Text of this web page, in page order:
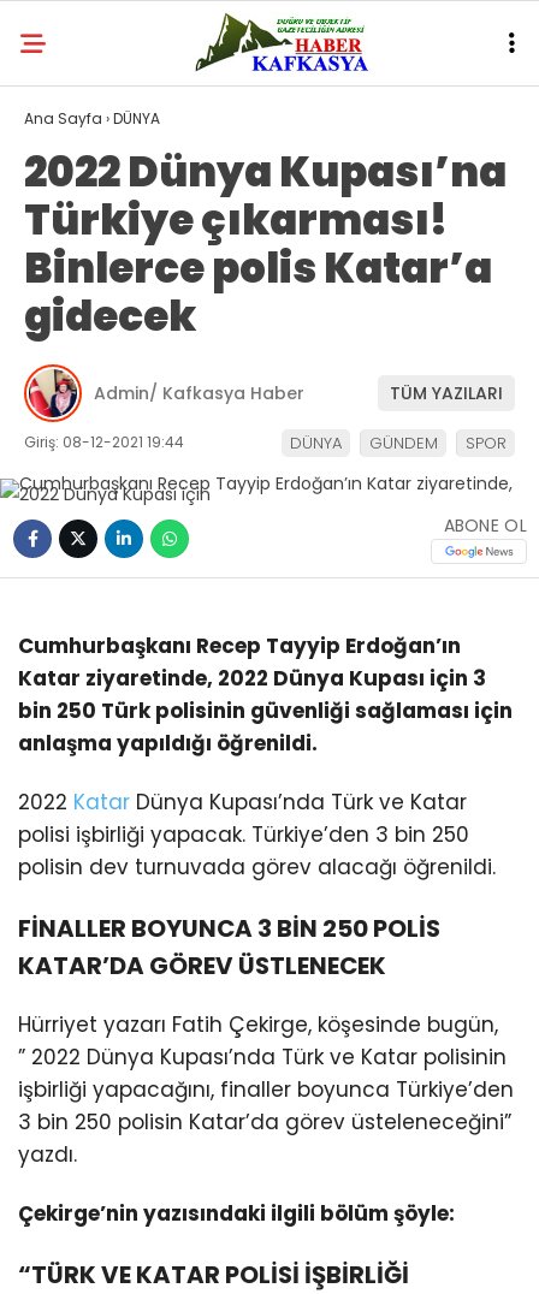
Ana Sayfa ›DÜNYA
2022 Dünya Kupası’na
Türkiye çıkarması!
Binlerce polis Katar’a
gidecek
Admin/ Kafkasya Haber TÜM YAZILARI
Giriş: 08-12-2021 19:44 DÜNYA GÜNDEM SPOR
ABONE OL
Cumhurbaşkanı Recep Tayyip Erdoğan’ın
Katar ziyaretinde, 2022 Dünya Kupası için 3
bin 250 Türk polisinin güvenliği sağlaması için
anlaşma yapıldığı öğrenildi.
2022 Katar Dünya Kupası’nda Türk ve Katar
polisi işbirliği yapacak. Türkiye’den 3 bin 250
polisin dev turnuvada görev alacağı öğrenildi.
FİNALLER BOYUNCA 3 BİN 250 POLİS
KATAR’DA GÖREV ÜSTLENECEK
Hürriyet yazarı Fatih Çekirge, köşesinde bugün,
” 2022 Dünya Kupası’nda Türk ve Katar polisinin
işbirliği yapacağını, finaller boyunca Türkiye’den
3 bin 250 polisin Katar’da görev üsteleneceğini”
yazdı.
Çekirge’nin yazısındaki ilgili bölüm şöyle:
“TÜRK VE KATAR POLİSİ İŞBİRLİĞİ